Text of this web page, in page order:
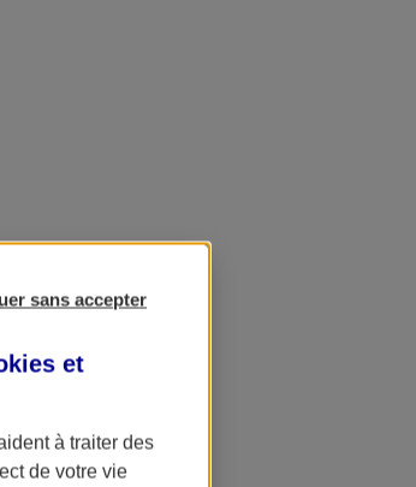
sans accepter
et
à traiter des
de votre vie